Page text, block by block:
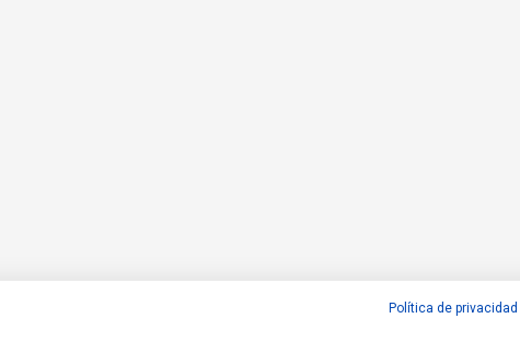
Política de privacidad